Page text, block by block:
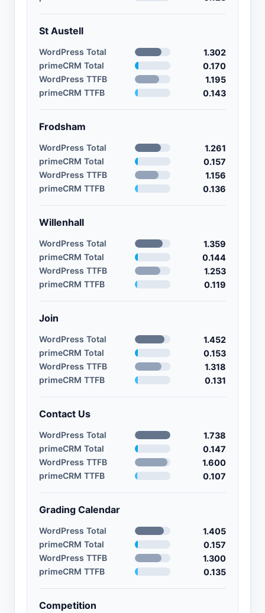
St Austell
WordPress Total
1.302
primeCRM Total
0.170
WordPress TTFB
1.195
primeCRM TTFB
0.143
Frodsham
WordPress Total
1.261
primeCRM Total
0.157
WordPress TTFB
1.156
primeCRM TTFB
0.136
Willenhall
WordPress Total
1.359
primeCRM Total
0.144
WordPress TTFB
1.253
primeCRM TTFB
0.119
Join
WordPress Total
1.452
primeCRM Total
0.153
WordPress TTFB
1.318
primeCRM TTFB
0.131
Contact Us
WordPress Total
1.738
primeCRM Total
0.147
WordPress TTFB
1.600
primeCRM TTFB
0.107
Grading Calendar
WordPress Total
1.405
primeCRM Total
0.157
WordPress TTFB
1.300
primeCRM TTFB
0.135
Competition